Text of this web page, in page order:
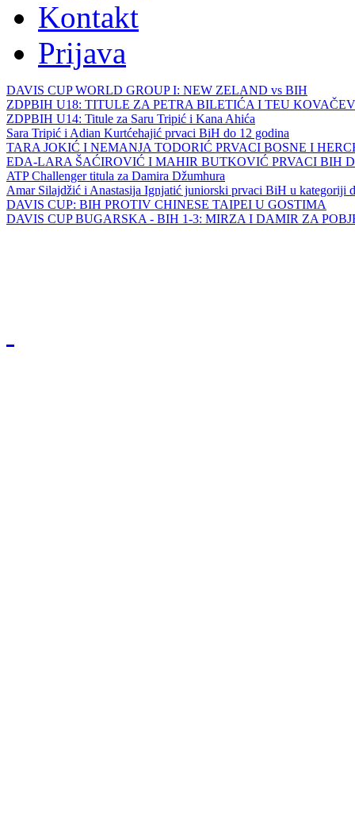
Kontakt
Prijava
DAVIS CUP WORLD GROUP I: NEW ZELAND vs BIH
ZDPBIH U18: TITULE ZA PETRA BILETIĆA I TEU
ZDPBIH U14: Titule za Saru Tripić i Kana Ahića
Sara Tripić i Adian Kurtćehajić prvaci BiH do 12 godina
TARA JOKIĆ I NEMANJA TODORIĆ PRVACI BOSNE I
EDA-LARA ŠAĆIROVIĆ I MAHIR BUTKOVIĆ PRVACI BIH
ATP Challenger titula za Damira Džumhura
Amar Silajdžić i Anastasija Ignjatić juniorski prvaci BiH u kategoriji
DAVIS CUP: BIH PROTIV CHINESE TAIPEI U GOSTIMA
DAVIS CUP BUGARSKA - BIH 1-3: MIRZA I DAMIR ZA